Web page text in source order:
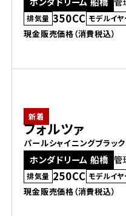
排気量 350CC モデルイヤ
現金販売価格（消費税込）
新着
フォルツァ
パールシャイニングブラック
ホンダドリーム 船橋 管
排気量 250CC モデルイヤ
現金販売価格（消費税込）